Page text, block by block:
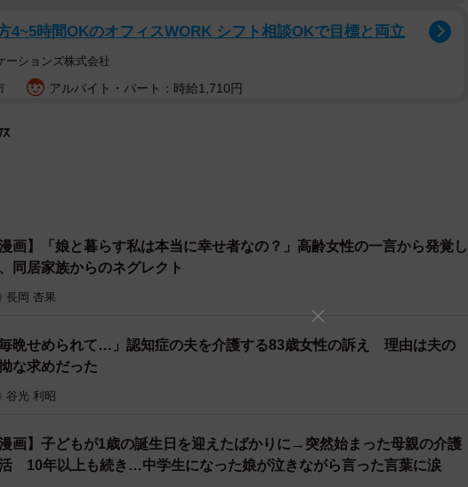
て最後のほうをペッと吐き出すんだけど、リビングのゴミ箱で普通にや
洗って、脱衣所のタオル掛けに干すんですよ。長年の習慣なようで、わ
4~5時間OKのオフィスWORK シフト相談OKで目標と両立
ーションズ株式会社
アルバイト・パート：時給1,710円
漫画】「娘と暮らす私は本当に幸せ者なの？」高齢女性の一言から発覚し
同居家族からのネグレクト
長岡 杏果
毎晩せめられて…」認知症の夫を介護する83歳女性の訴え 理由は夫の
な求めだった
谷光 利昭
漫画】子どもが1歳の誕生日を迎えたばかりに→突然始まった母親の介護
10年以上も続き…中学生になった娘が泣きながら言った言葉に涙